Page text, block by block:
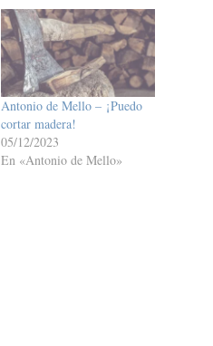
Antonio de Mello – ¡Puedo
cortar madera!
05/12/2023
En «Antonio de Mello»